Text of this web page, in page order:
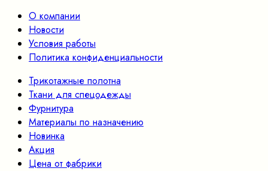
О компании
Новости
Условия работы
Политика конфиденциальности
Трикотажные полотна
Ткани для спецодежды
Фурнитура
Материалы по назначению
Новинка
Акция
Цена от фабрики